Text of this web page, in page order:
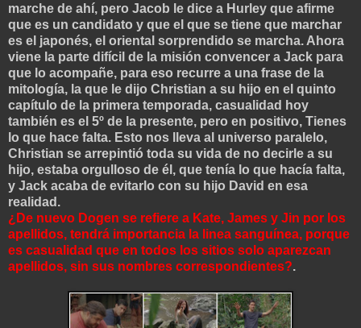
marche de ahí, pero Jacob le dice a Hurley que afirme
que es un candidato y que el que se tiene que marchar
es el japonés, el oriental sorprendido se marcha. Ahora
viene la parte difícil de la misión convencer a Jack para
que lo acompañe, para eso recurre a una frase de la
mitología, la que le dijo Christian a su hijo en el quinto
capítulo de la primera temporada, casualidad hoy
también es el 5º de la presente, pero en positivo, Tienes
lo que hace falta. Esto nos lleva al universo paralelo,
Christian se arrepintió toda su vida de no decirle a su
hijo, estaba orgulloso de él, que tenía lo que hacía falta,
y Jack acaba de evitarlo con su hijo David en esa
realidad.
¿De nuevo Dogen se refiere a Kate, James y Jin por los
apellidos, tendrá importancia la linea sanguínea, porque
es casualidad que en todos los sitios solo aparezcan
apellidos, sin sus nombres correspondientes?.